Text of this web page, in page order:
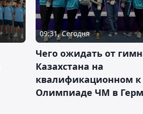
09:31, Сегодня
Чего ожидать от
Казахстана на
квалификационном к
Олимпиаде ЧМ в